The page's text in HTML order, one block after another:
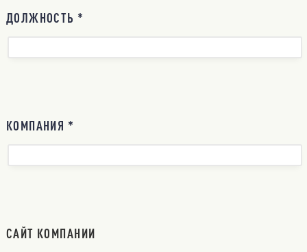
ДОЛЖНОСТЬ *
КОМПАНИЯ *
САЙТ КОМПАНИИ